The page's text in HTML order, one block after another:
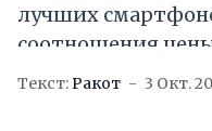
лучших
соотношения
устройств. На первое место сотрудники
Текст:Ракот 3 Окт.